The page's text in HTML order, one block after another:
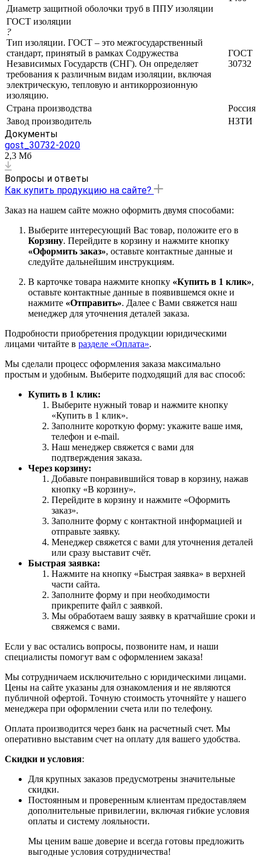
Диаметр защитной оболочки труб в ППУ изоляции
ГОСТ изоляции
?
Тип изоляции. ГОСТ – это межгосударственный
стандарт, принятый в рамках Содружества
Независимых Государств (СНГ). Он определяет
требования к различным видам изоляции, включая
электрическую, тепловую и антикоррозионную
изоляцию.
ГОСТ
30732
Страна производства
Россия
Завод производитель
НЗТИ
Документы
gost_30732-2020
2,3 Мб
Вопросы и ответы
Как купить продукцию на сайте?
Заказ на нашем сайте можно оформить двумя способами:
Выберите интересующий Вас товар, положите его в
Корзину. Перейдите в корзину и нажмите кнопку
«Оформить заказ», оставьте контактные данные и
следуйте дальнейшим инструкциям.
В карточке товара нажмите кнопку «Купить в 1 клик»,
оставьте контактные данные в появившемся окне и
нажмите «Отправить». Далее с Вами свяжется наш
менеджер для уточнения деталей заказа.
Подробности приобретения продукции юридическими
лицами читайте в разделе «Оплата».
Мы сделали процесс оформления заказа максимально
простым и удобным. Выберите подходящий для вас способ:
Купить в 1 клик:
Выберите нужный товар и нажмите кнопку
«Купить в 1 клик».
Заполните короткую форму: укажите ваше имя,
телефон и e-mail.
Наш менеджер свяжется с вами для
подтверждения заказа.
Через корзину:
Добавьте понравившийся товар в корзину, нажав
кнопку «В корзину».
Перейдите в корзину и нажмите «Оформить
заказ».
Заполните форму с контактной информацией и
отправьте заявку.
Менеджер свяжется с вами для уточнения деталей
или сразу выставит счёт.
Быстрая заявка:
Нажмите на кнопку «Быстрая заявка» в верхней
части сайта.
Заполните форму и при необходимости
прикрепите файл с заявкой.
Мы обработаем вашу заявку в кратчайшие сроки и
свяжемся с вами.
Если у вас остались вопросы, позвоните нам, и наши
специалисты помогут вам с оформлением заказа!
Мы сотрудничаем исключительно с юридическими лицами.
Цены на сайте указаны для ознакомления и не являются
публичной офертой. Точную стоимость уточняйте у нашего
менеджера при оформлении счета или по телефону.
Оплата производится через банк на расчетный счет. Мы
оперативно выставим счет на оплату для вашего удобства.
Скидки и условия:
Для крупных заказов предусмотрены значительные
скидки.
Постоянным и проверенным клиентам предоставляем
дополнительные привилегии, включая гибкие условия
оплаты и систему лояльности.
Мы ценим ваше доверие и всегда готовы предложить
выгодные условия сотрудничества!